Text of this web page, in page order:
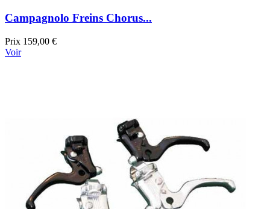
Campagnolo Freins Chorus...
Prix 159,00 €
Voir